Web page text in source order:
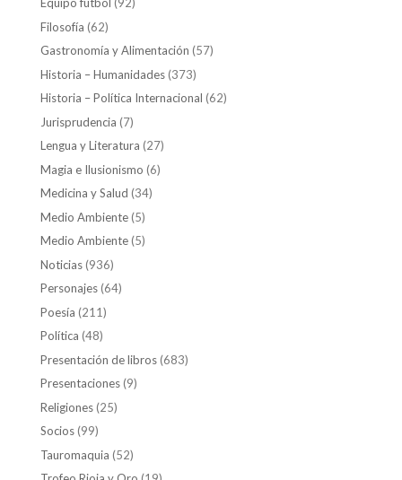
Filosofía (62)
Gastronomía y Alimentación (57)
Historia – Humanidades(373)
Historia – Política Internacional (62)
Jurisprudencia (7)
Lengua y Literatura (27)
Magia e Ilusionismo (6)
Medicina y Salud (34)
Medio Ambiente(5)
Medio Ambiente(5)
Noticias(936)
Personajes(64)
Poesía (211)
Política (48)
Presentación de libros(683)
Presentaciones(9)
Religiones(25)
Socios(99)
Tauromaquia (52)